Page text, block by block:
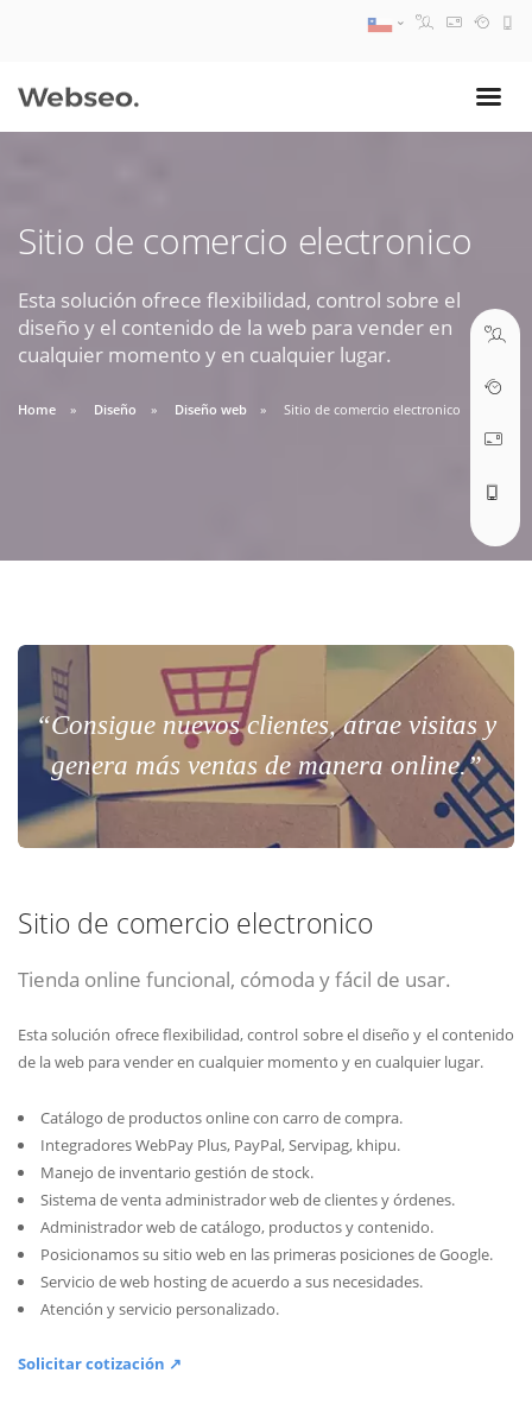
Sitio de comercio electronico
Esta solución ofrece flexibilidad, control sobre el
diseño y el contenido de la web para vender en
cualquier momento y en cualquier lugar.
Home Diseño Diseño web Sitio de comercio electronico
“Consigue nuevos clientes, atrae visitas y
genera más ventas de manera online.”
Sitio de comercio electronico
Tienda online funcional, cómoda y fácil de usar.
Esta solución ofrece flexibilidad, control sobre el diseño y el contenido
de la web para vender en cualquier momento y en cualquier lugar.
Catálogo de productos online con carro de compra.
Integradores WebPay Plus, PayPal, Servipag, khipu.
Manejo de inventario gestión de stock.
Sistema de venta administrador web de clientes y órdenes.
Administrador web de catálogo, productos y contenido.
Posicionamos su sitio web en las primeras posiciones de Google.
Servicio de web hosting de acuerdo a sus necesidades.
Atención y servicio personalizado.
Solicitar cotización ↗
09:30 AM A 18:30 PM
soporte@webseo.cl
ABRIR TICKET